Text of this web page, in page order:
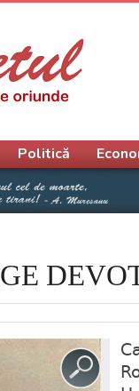
Politică